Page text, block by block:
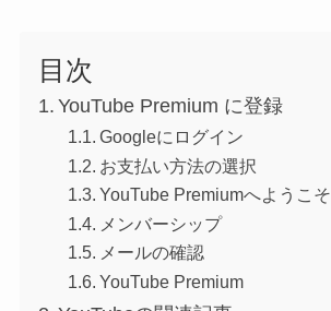
目次
YouTube Premium に登録
Googleにログイン
お支払い方法の選択
YouTube Premiumへようこそ
メンバーシップ
メールの確認
YouTube Premium